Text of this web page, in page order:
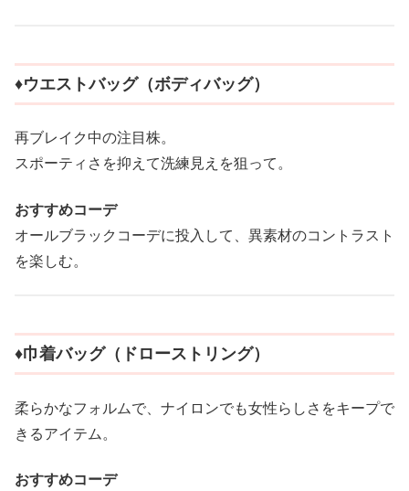
♦︎ウエストバッグ（ボディバッグ）
再ブレイク中の注目株。
スポーティさを抑えて洗練見えを狙って。
おすすめコーデ
オールブラックコーデに投入して、異素材のコントラスト
を楽しむ。
♦︎巾着バッグ（ドローストリング）
柔らかなフォルムで、ナイロンでも女性らしさをキープで
きるアイテム。
おすすめコーデ